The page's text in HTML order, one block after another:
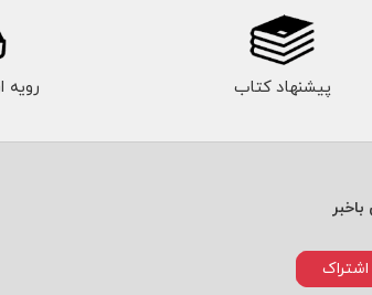
پیشنهاد کتاب رویه
اشتراک